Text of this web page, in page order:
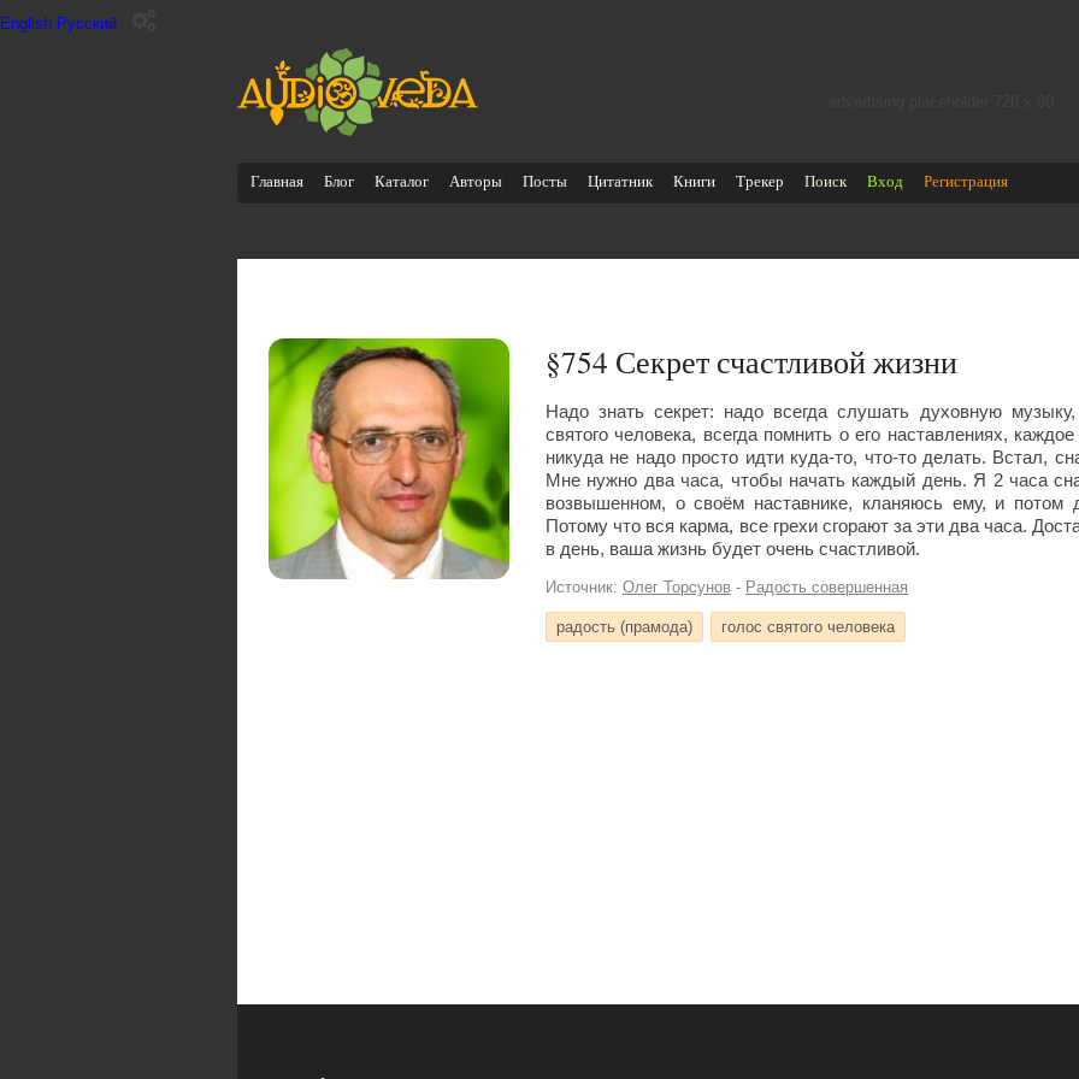
English Русский
Главная Блог Каталог Авторы Посты Цитатник Книги Трекер Поиск Вход Регистрация
§754 Секрет счастливой жизни
Надо знать секрет: надо всегда слушать духовную
святого человека, всегда помнить о его наставлениях,
никуда не надо просто идти куда-то, что-то делать. Встал,
Мне нужно два часа, чтобы начать каждый день. Я 2 часа
возвышенном, о своём наставнике, кланяюсь ему, и потом
Потому что вся карма, все грехи сгорают за эти два часа.
в день, ваша жизнь будет очень счастливой.
Источник: Олег Торсунов - Радость совершенная
радость (прамода) голос святого человека